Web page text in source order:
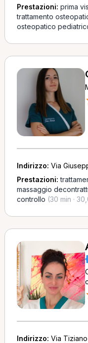
Prestazioni: prima
trattamento
osteopatico
Indirizzo: Via
Prestazioni:
massaggio
controllo (30 min ·
Indirizzo: Via